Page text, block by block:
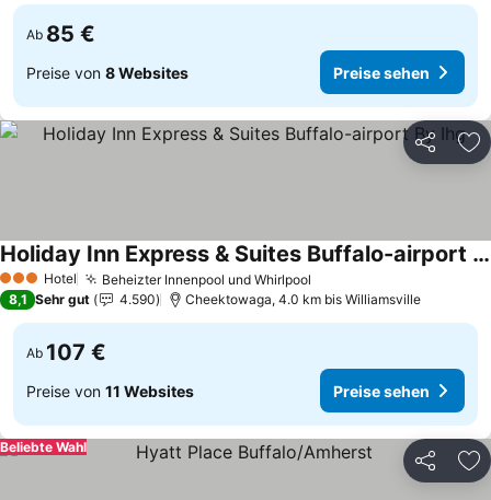
Ab 85 €
Preise von 8 Websites Preise sehen
Teilen
3 SterneHotel Beheizter Innenpool und Whirlpool
Holiday Inn Express & Suites Buffalo-airport By Ihg
Preise sehen
8,1 Sehr gut 4.590 Cheektowaga, 4.0 km bis Williamsville
Ab 107 €
Preise von 11 Websites Preise sehen
Teilen
Beliebte Wahl